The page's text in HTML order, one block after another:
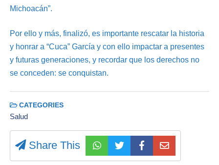
Michoacán”.
Por ello y más, finalizó, es importante rescatar la historia
y honrar a “Cuca” García y con ello impactar a presentes
y futuras generaciones, y recordar que los derechos no
se conceden: se conquistan.
CATEGORIES
Salud
Share This